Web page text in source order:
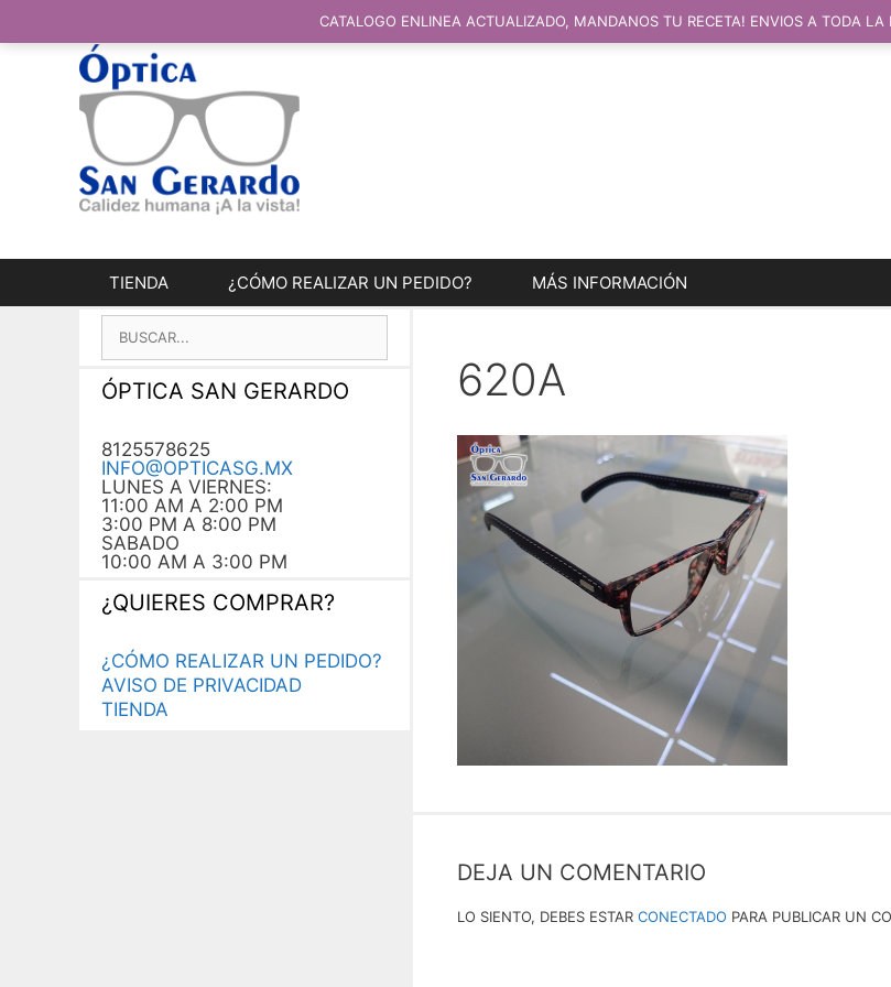
TIENDA ¿CÓMO REALIZAR UN PEDIDO? MÁS INFORMACIÓN
620A
DEJA UN COMENTARIO
LO SIENTO, DEBES ESTAR CONECTADO PARA PUBLICAR UN
BUSCAR:
ÓPTICA SAN GERARDO
8125578625
INFO@OPTICASG.MX
LUNES A VIERNES:
11:00 AM A 2:00 PM
3:00 PM A 8:00 PM
SABADO
10:00 AM A 3:00 PM
¿QUIERES COMPRAR?
¿CÓMO REALIZAR UN PEDIDO?
AVISO DE PRIVACIDAD
TIENDA
CATALOGO ENLINEA ACTUALIZADO, MANDANOS TU RECETA! ENVIOS A TODA LA